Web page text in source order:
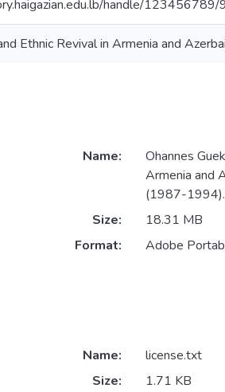
handle/123456789/
Ethnic Revival in Armenia and
Name:
Ohannes
Armenia and
(1987-
Size:
18.31 MB
Format:
Adobe
Name:
license.txt
Size:
1.71 KB